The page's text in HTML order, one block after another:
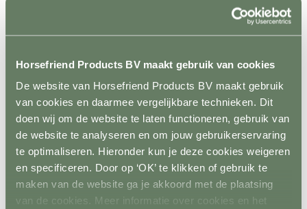
Horsefriend Products BV maakt gebruik van cookies
De website van Horsefriend Products BV maakt gebruik
van cookies en daarmee vergelijkbare technieken. Dit
doen wij om de website te laten functioneren, gebruik van
de website te analyseren en om jouw gebruikerservaring
te optimaliseren. Hieronder kun je deze cookies weigeren
en specificeren. Door op ‘OK’ te klikken of gebruik te
maken van de website ga je akkoord met de plaatsing
van de cookies. Meer informatie over cookies en het
Isolatoren
Toebehoren schrikstroom
Horseguard schriklint
Metaal
Terug
Weidepoorten
Panelsystemen
Paddockafrastering
Buisklemmen DIY
Roflex mobiele afrastering
Losse palen en liggers
Terug